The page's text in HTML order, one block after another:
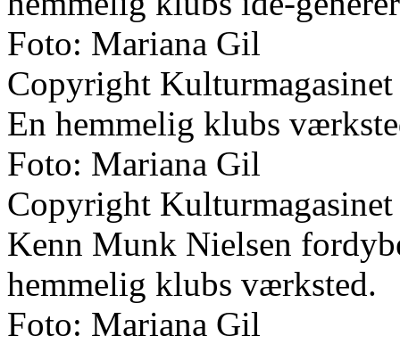
Foto: Mariana Gil
Copyright
En hemmelig klubs
Foto: Mariana Gil
Copyright
Kenn Munk Nielsen
hemmelig klubs værksted.
Foto: Mariana Gil